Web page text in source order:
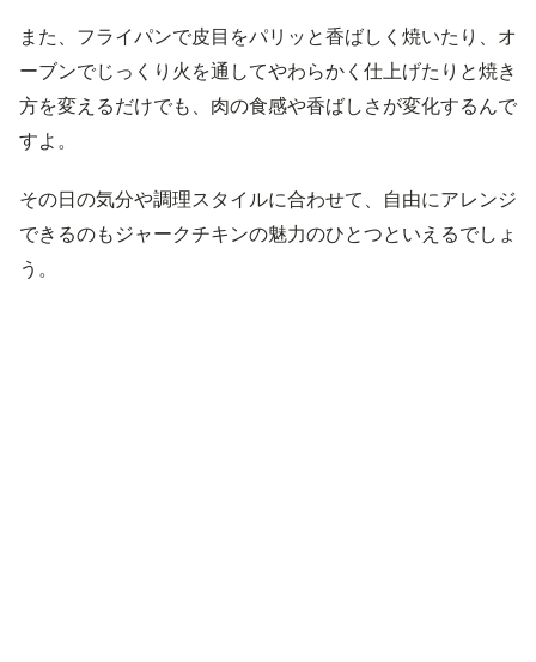
また、フライパンで皮目をパリッと香ばしく焼いたり、オ
ーブンでじっくり火を通してやわらかく仕上げたりと焼き
方を変えるだけでも、肉の食感や香ばしさが変化するんで
すよ。
その日の気分や調理スタイルに合わせて、自由にアレンジ
できるのもジャークチキンの魅力のひとつといえるでしょ
う。